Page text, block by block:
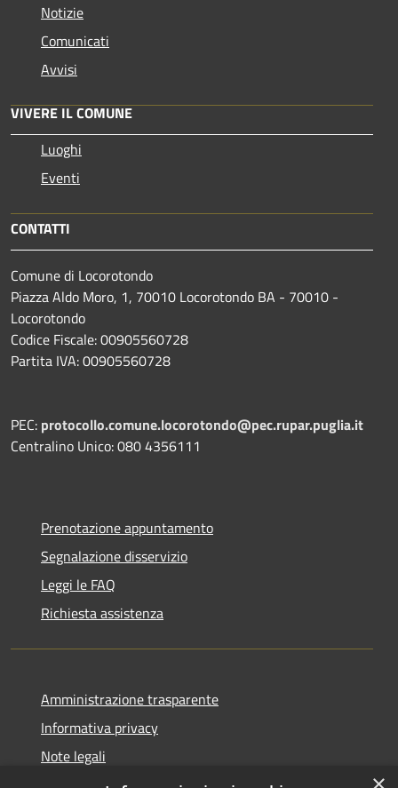
Notizie
Comunicati
Avvisi
VIVERE IL COMUNE
Luoghi
Eventi
CONTATTI
Comune di Locorotondo
Piazza Aldo Moro, 1, 70010 Locorotondo BA - 70010 -
Locorotondo
Codice Fiscale: 00905560728
Partita IVA: 00905560728
PEC: protocollo.comune.locorotondo@pec.rupar.puglia.it
Centralino Unico: 080 4356111
Prenotazione appuntamento
Segnalazione disservizio
Leggi le FAQ
Richiesta assistenza
Amministrazione trasparente
Informativa privacy
Note legali